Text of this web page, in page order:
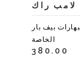
لامب راك
بيف بار
الخاصة
380.00